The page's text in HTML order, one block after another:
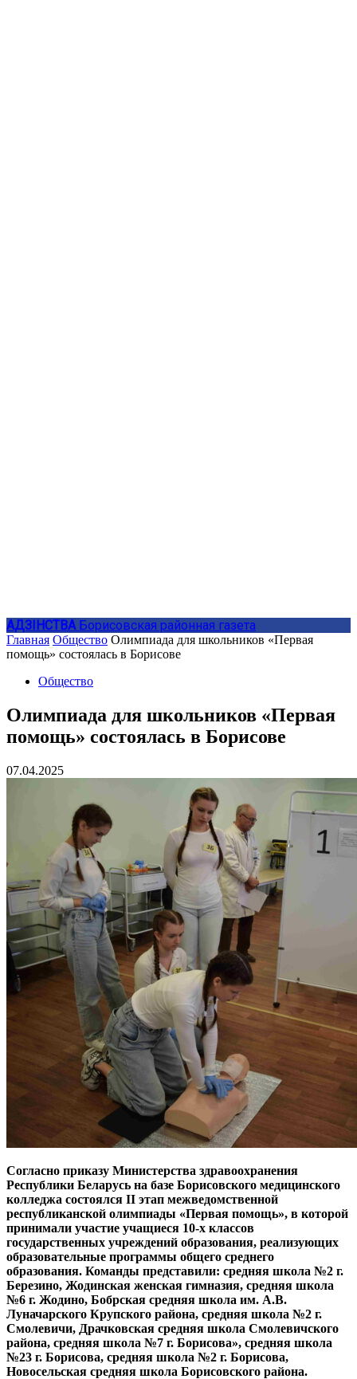
АДЗIНСТВА Борисовская районная газета
Главная Общество Олимпиада для школьников «Первая
помощь» состоялась в Борисове
Общество
Олимпиада для школьников «Первая
помощь» состоялась в Борисове
07.04.2025
Согласно приказу Министерства здравоохранения
Республики Беларусь на базе Борисовского медицинского
колледжа состоялся II этап межведомственной
республиканской олимпиады «Первая помощь», в которой
принимали участие учащиеся 10-х классов
государственных учреждений образования, реализующих
образовательные программы общего среднего
образования. Команды представили: средняя школа №2 г.
Березино, Жодинская женская гимназия, средняя школа
№6 г. Жодино, Бобрская средняя школа им. А.В.
Луначарского Крупского района, средняя школа №2 г.
Смолевичи, Драчковская средняя школа Смолевичского
района, средняя школа №7 г. Борисова», средняя школа
№23 г. Борисова, средняя школа №2 г. Борисова,
Новосельская средняя школа Борисовского района.